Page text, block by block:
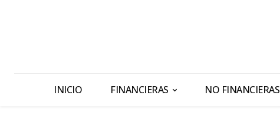
INICIO FINANCIERAS NO FINANCIERAS